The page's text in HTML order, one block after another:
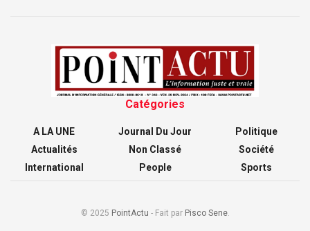
Catégories
A LA UNE
Actualités
International
Journal Du Jour
Non Classé
People
Politique
Société
Sports
© 2025 PointActu - Fait par Pisco Sene.